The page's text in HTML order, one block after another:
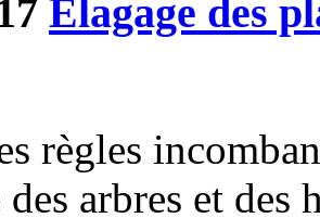
Elagage des
règles
des arbres et des